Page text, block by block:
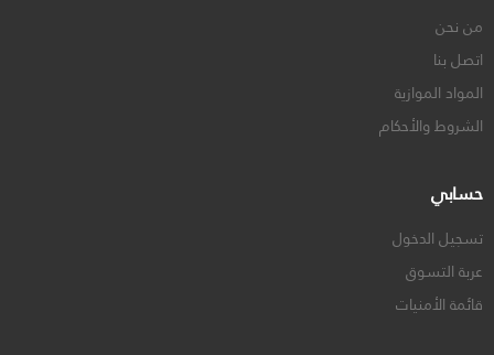
من نحن
اتصل بنا
المواد الموازية
الشروط والأحكام
حسابي
تسجيل الدخول
عربة التسوق
قائمة الأمنيات